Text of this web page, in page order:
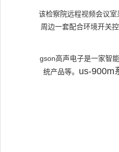
该检察院远程视频会议
周边一套配合环境开关
gson高声电子是一家智
统产品等。 us-900m